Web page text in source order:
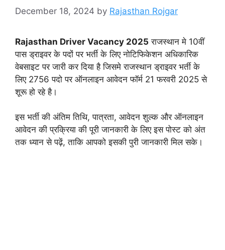
December 18, 2024 by Rajasthan Rojgar
Rajasthan Driver Vacancy 2025 राजस्थान मे 10वीं
पास ड्राइवर के पदों पर भर्ती के लिए नोटिफिकेशन अधिकारिक
वेबसाइट पर जारी कर दिया है जिसमे राजस्थान ड्राइवर भर्ती के
लिए 2756 पदो पर ऑनलाइन आवेदन फॉर्म 21 फरवरी 2025 से
शूरू हो रहे है।
इस भर्ती की अंतिम तिथि, पात्रता, आवेदन शुल्क और ऑनलाइन
आवेदन की प्रक्रिया की पूरी जानकारी के लिए इस पोस्ट को अंत
तक ध्यान से पढ़ें, ताकि आपको इसकी पुरी जानकारी मिल सके।